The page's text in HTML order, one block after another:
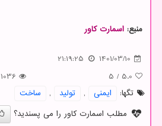
منبع: اسمارت كاور
1401/03/10
21:19:25
5.0
/
5
1036
تگها:
ایمنی , تولید ,
ساخت
مطلب اسمارت کاور را می پسندید؟